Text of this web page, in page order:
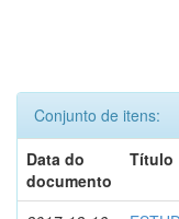
Conjunto de itens:
Data do
documento
Título